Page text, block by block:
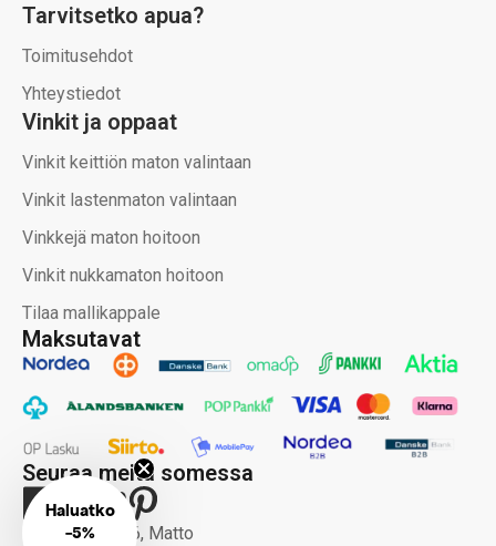
Maksutavat
Seuraa meitä somessa
Copyright 2026, Matto
Tarvitsetko apua?
Toimitusehdot
Yhteystiedot
Vinkit ja oppaat
Vinkit keittiön maton valintaan
Vinkit lastenmaton valintaan
Vinkkejä maton hoitoon
Vinkit nukkamaton hoitoon
Tilaa mallikappale
Haluatko
-5%